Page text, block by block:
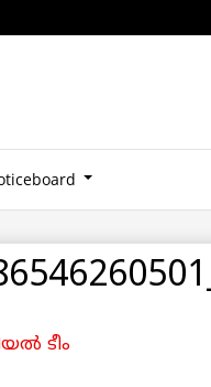
ടീം